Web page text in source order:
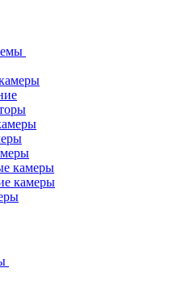
камеры
камеры